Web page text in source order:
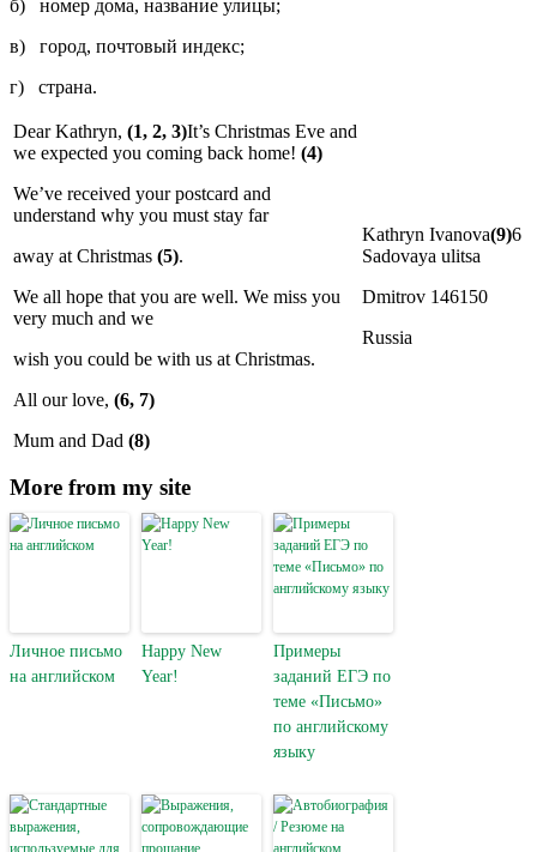
б) номер дома, название улицы;
в) город, почтовый индекс;
г) страна.
Dear Kathryn, (1, 2, 3)It’s Christmas Eve and
we expected you coming back home! (4)
We’ve received your postcard and
understand why you must stay far
away at Christmas (5).
We all hope that you are well. We miss you
very much and we
wish you could be with us at Christmas.
All our love, (6, 7)
Mum and Dad (8)
Kathryn Ivanova(9)6
Sadovaya ulitsa
Dmitrov 146150
Russia
More from my site
Личное письмо
на английском
Happy New
Year!
Примеры
заданий ЕГЭ по
теме «Письмо»
по английскому
языку